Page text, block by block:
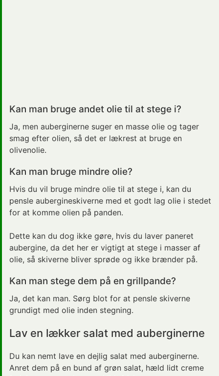
Kan man bruge andet olie til at stege i?
Ja, men auberginerne suger en masse olie og tager
smag efter olien, så det er lækrest at bruge en
olivenolie.
Kan man bruge mindre olie?
Hvis du vil bruge mindre olie til at stege i, kan du
pensle aubergineskiverne med et godt lag olie i stedet
for at komme olien på panden.
Dette kan du dog ikke gøre, hvis du laver paneret
aubergine, da det her er vigtigt at stege i masser af
olie, så skiverne bliver sprøde og ikke brænder på.
Kan man stege dem på en grillpande?
Ja, det kan man. Sørg blot for at pensle skiverne
grundigt med olie inden stegning.
Lav en lækker salat med auberginerne
Du kan nemt lave en dejlig salat med auberginerne.
Anret dem på en bund af grøn salat, hæld lidt creme